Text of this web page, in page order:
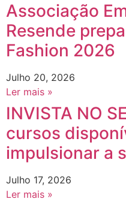
Associação
Resende
Fashion 2026
Julho 20, 2026
Ler mais »
INVISTA NO
cursos
impulsionar a
Julho 17, 2026
Ler mais »